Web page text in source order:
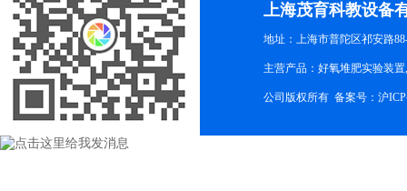
上海茂育科教设备
地址：上海市普陀区祁安路
主营产品：好氧堆肥实验装
公司版权所有 备案号： 沪